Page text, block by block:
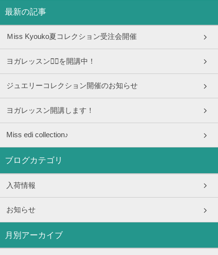
最新の記事
Ｍiss Kyouko夏コレクション受注会開催
ヨガレッスン🧘‍♀️を開講中！
ジュエリーコレクション開催のお知らせ
ヨガレッスン開講します！
Miss edi collection♪
ブログカテゴリ
入荷情報
お知らせ
月別アーカイブ